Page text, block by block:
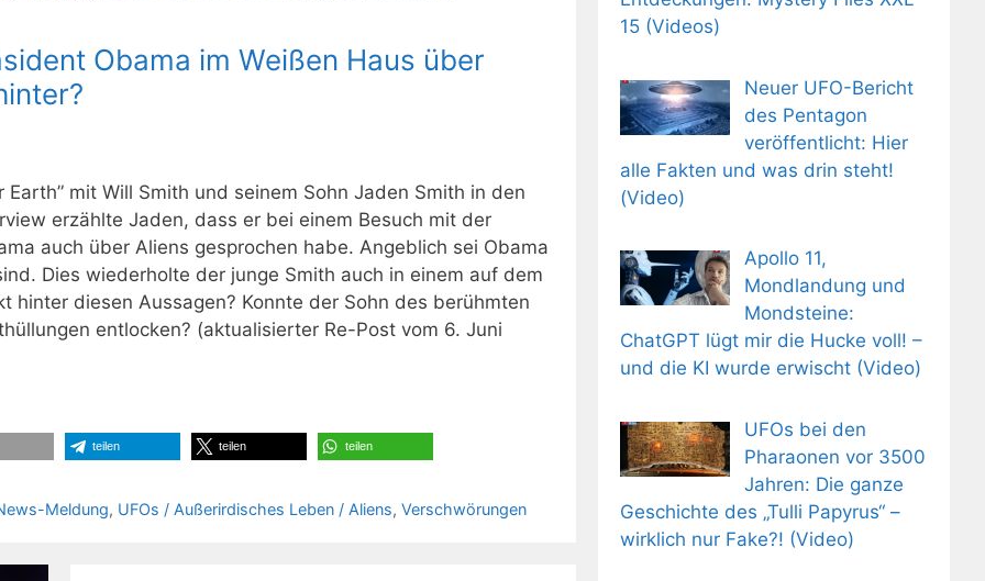
Obama im Weißen Haus über
mit Will Smith und seinem Sohn Jaden Smith in den
erzählte Jaden, dass er bei einem Besuch mit der
auch über Aliens gesprochen habe. Angeblich sei Obama
Dies wiederholte der junge Smith auch in einem auf dem
hinter diesen Aussagen? Konnte der Sohn des berühmten
entlocken? (aktualisierter Re-Post vom 6. Juni
teilen teilen teilen
Meldung, UFOs / Außerirdisches Leben / Aliens, Verschwörungen
15 (Videos)
Neuer UFO-Bericht
des Pentagon
veröffentlicht: Hier
alle Fakten und was drin steht!
(Video)
Apollo 11,
Mondlandung und
Mondsteine:
ChatGPT lügt mir die Hucke voll! –
und die KI wurde erwischt (Video)
UFOs bei den
Pharaonen vor 3500
Jahren: Die ganze
Geschichte des „Tulli Papyrus“ –
wirklich nur Fake?! (Video)